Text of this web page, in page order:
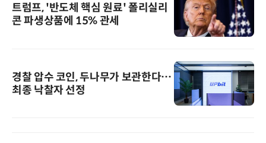
트럼프, '반도체 핵심 원료' 폴리실리
콘 파생상품에 15% 관세
경찰 압수 코인, 두나무가 보관한다…
최종 낙찰자 선정